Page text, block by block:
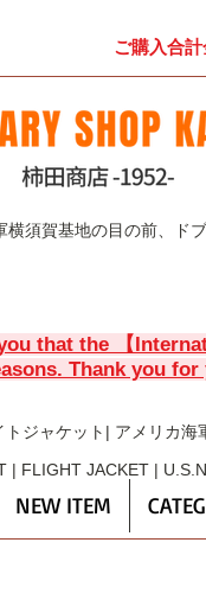
ご購入合
須賀基地の目の前、ド
that the 【
Thank you
ジャケット| アメリカ海
| FLIGHT JACKET |
NEW ITEM